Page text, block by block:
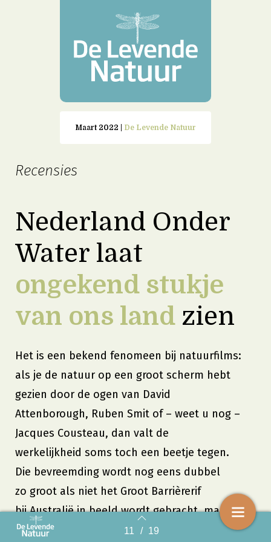
Back to index 11 / 19
Maart 2022 | De Levende Natuur
Recensies
Nederland Onder
Water laat
ongekend stukje
van ons land zien
Het is een bekend fenomeen bij natuurfilms:
als je de natuur op een groot scherm hebt
gezien door de ogen van David
Attenborough, Ruben Smit of – weet u nog –
Jacques Cousteau, dan valt de
werkelijkheid soms toch een beetje tegen.
Die bevreemding wordt nog eens dubbel
zo groot als niet het Groot Barrièrerif
bij Australië in beeld wordt gebracht, maar een
Hollandse poldersloot. Kijk naar een exotisch